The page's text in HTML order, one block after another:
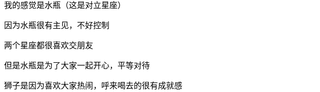
我的感觉是水瓶（这是对立星座）
因为水瓶很有主见，不好控制
两个星座都很喜欢交朋友
但是水瓶是为了大家一起开心，平等对待
狮子是因为喜欢大家热闹，呼来喝去的很有成就感